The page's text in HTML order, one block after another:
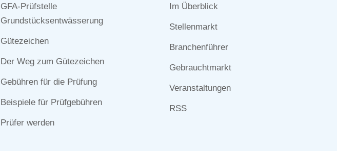
Navigation
überspringen
GFA-Prüfstelle
Grundstücksentwässerung
Gütezeichen
Der Weg zum Gütezeichen
Gebühren für die Prüfung
Beispiele für Prüfgebühren
Prüfer werden
Navigation
Im Überblick
Stellenmarkt
Branchenführer
Gebrauchtmarkt
Veranstaltungen
RSS